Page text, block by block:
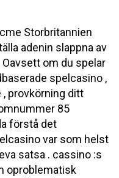
Storbritannien
adenin slappna av
om du spelar
spelcasino ,
, provkörning ditt
85
förstå det
var som helst
satsa . cassino :s
oproblematisk